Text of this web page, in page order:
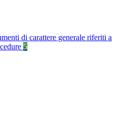
di carattere generale riferiti a
5